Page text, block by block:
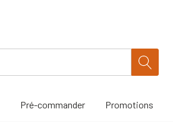
Pré-commander Promotions